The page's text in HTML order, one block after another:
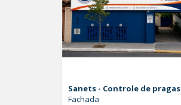
Sanets - Controle de pragas
Fachada